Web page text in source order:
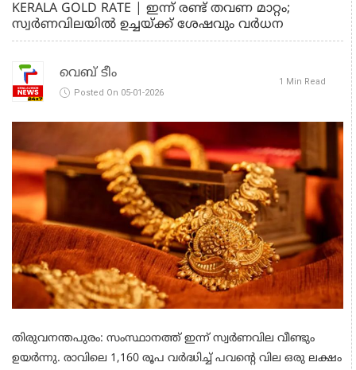
KERALA GOLD RATE | ഇന്ന് രണ്ട് തവണ മാറ്റം;
സ്വർണവിലയിൽ ഉച്ചയ്ക്ക് ശേഷവും വർധന
വെബ് ടീം
Posted On 05-01-2026
1 Min Read
തിരുവനന്തപുരം: സംസ്ഥാനത്ത് ഇന്ന് സ്വർണവില വീണ്ടും
ഉയർന്നു. രാവിലെ 1,160 രൂപ വർദ്ധിച്ച് പവന്റെ വില ഒരു ലക്ഷം